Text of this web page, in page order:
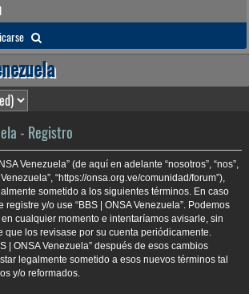
u
s
a
r
- Registro
Venezuela” (de aquí en adelante “nosotros”, “nos”,
Venezuela”, “https://onsa.org.ve/comunidad/forum”),
sometido a los siguientes términos. En caso
registre y/o use “BBS | ONSA Venezuela”. Podemos
cualquier momento e intentaríamos avisarle, sin
que los revisase por su cuenta periódicamente.
| ONSA Venezuela” después de esos cambios
legalmente sometido a esos nuevos términos tal
y/o reformados.